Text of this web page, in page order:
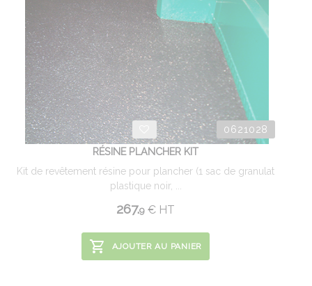
0621028
RÉSINE PLANCHER KIT
Kit de revêtement résine pour plancher (1 sac de granulat
plastique noir, ...
267.9 € HT
AJOUTER AU PANIER